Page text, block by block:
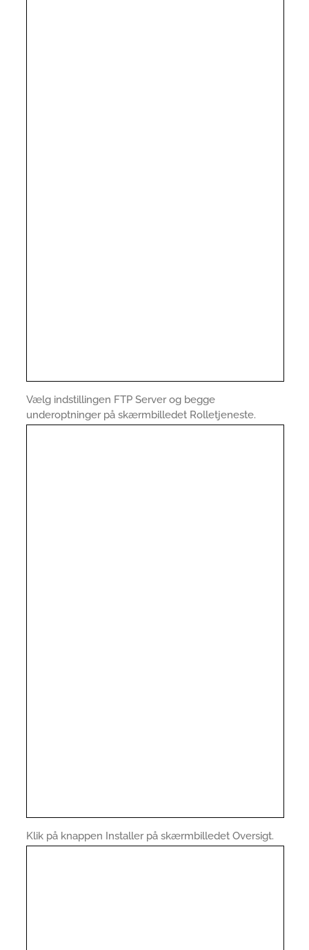
Vælg indstillingen FTP Server og begge
underoptninger på skærmbilledet Rolletjeneste.
Klik på knappen Installer på skærmbilledet Oversigt.